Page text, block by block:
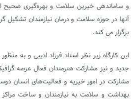
و ساماندهی خیرین سلامت و بهره‌گیری صحیح
آنها در حوزه سلامت و درمان نیازمندان تشکیل
برگزار می کند.
این کارگاه زیر نظر استاد فرزاد ادیبی و به
جدید و نیز مشارکت هنرمندان فعال عرصه
مشارکت در امور خیریه و فعالیت‌های انسان
بهداشت و سلامت به نیازمندان و ساخت مراکز